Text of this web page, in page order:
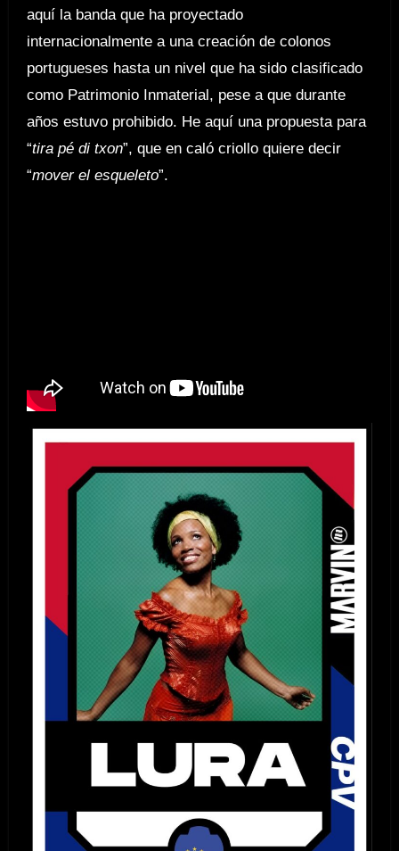
aquí la banda que ha proyectado
internacionalmente a una creación de colonos
portugueses hasta un nivel que ha sido clasificado
como Patrimonio Inmaterial, pese a que durante
años estuvo prohibido. He aquí una propuesta para
“tira pé di txon”, que en caló criollo quiere decir
“mover el esqueleto”.